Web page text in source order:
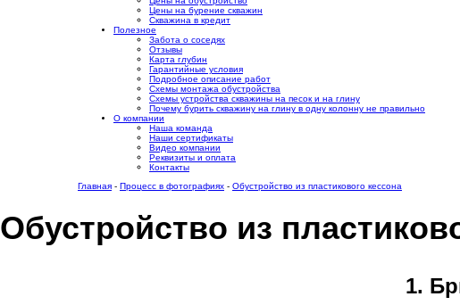
Цены на бурение скважин
Скважина в кредит
Полезное
Забота о соседях
Отзывы
Карта глубин
Гарантийные условия
Подробное описание работ
Cхемы монтажа обустройства
Схемы устройства скважины на песок и на глину
Почему бурить скважину на глину в одну колонну не правильно
О компании
Наша команда
Наши сертификаты
Видео компании
Реквизиты и оплата
Контакты
Главная - Процесс в фотографиях - Обустройство из пластикового кессона
Обустройство из
1.